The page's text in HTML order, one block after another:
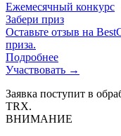
Ежемесячный конкурс
Забери приз
Оставьте отзыв на
приза.
Подробнее
Участвовать →
Заявка поступит в
TRX.
ВНИМАНИЕ